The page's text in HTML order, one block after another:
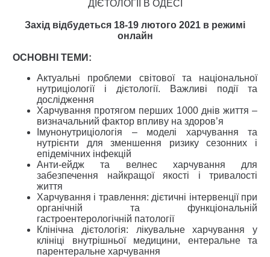
ДІЄТОЛОГІЇ В ОДЕСІ
Захід відбудеться 18-19 лютого 2021 в режимі
онлайн
ОСНОВНІ ТЕМИ:
Актуальні проблеми світової та національної
нутриціології і дієтології. Важливі події та
дослідження
Харчування протягом перших 1000 днів життя –
визначальний фактор впливу на здоров’я
Імунонутриціологія – моделі харчування та
нутрієнти для зменшення ризику сезонних і
епідемічних інфекцій
Анти-ейдж та велнес харчування для
забезпечення найкращої якості і тривалості
життя
Харчування і травлення: дієтичні інтервенції при
органічній та функціональній
гастроентерологічній патології
Клінічна дієтологія: лікувальне харчування у
клініці внутрішньої медицини, ентеральне та
парентеральне харчування